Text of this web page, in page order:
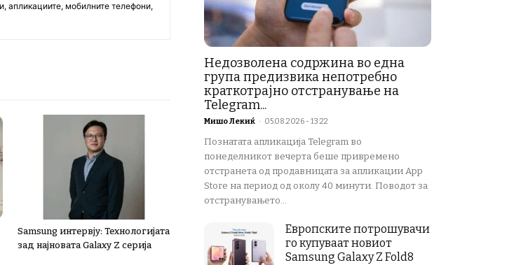
апликациите, мобилните телефони,
Samsung интервју: Технологијата
зад најновата Galaxy Z серија
Недозволена содржина во една
група предизвика непотребно
краткотрајно отстранување на
Telegram...
Мишо Лекиќ - 05.08.2026 - 13:22
Познатата апликација Telegram во
понеделникот вечерта беше привремено
отстранета од продавницата за апликации App
Store на период од околу 40 минути. Поводот за
отстранувањето...
Европските потрошувачи
го купуваат новиот
Samsung Galaxy Z Fold8